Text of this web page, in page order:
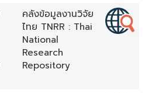
คลังข้อมูลงานวิจัย
ไทย TNRR : Thai
National
Research
Repository